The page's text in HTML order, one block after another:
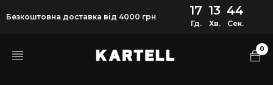
Безкоштовна доставка від 4000 грн 17
Гд.
13
Хв.
44
Сек.
0